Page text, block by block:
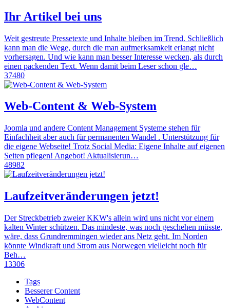
Ihr Artikel bei uns
Weit gestreute Pressetexte und Inhalte bleiben im Trend. Schließlich
kann man die Wege, durch die man aufmerksamkeit erlangt nicht
vorhersagen. Und wie kann man besser Interesse wecken, als durch
einen packenden Text. Wenn damit beim Leser schon gle…
37480
Web-Content & Web-System
Joomla und andere Content Management Systeme stehen für
Einfachheit aber auch für permanenten Wandel . Unterstützung für
die eigene Webseite! Trotz Social Media: Eigene Inhalte auf eigenen
Seiten pflegen! Angebot! Aktualisierun…
48982
Laufzeitveränderungen jetzt!
Der Streckbetrieb zweier KKW's allein wird uns nicht vor einem
kalten Winter schützen. Das mindeste, was noch geschehen müsste,
wäre, dass Grundremmingen wieder ans Netz geht. Im Norden
könnte Windkraft und Strom aus Norwegen vielleicht noch für
Beh…
13306
Tags
Besserer Content
WebContent